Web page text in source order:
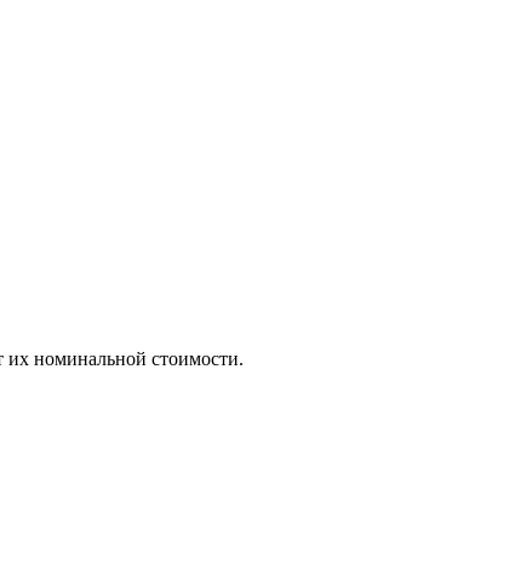
номинальной стоимости.